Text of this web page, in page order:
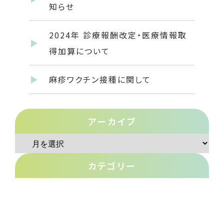
知らせ
2024年 診療報酬改定・医療情報取
得加算について
麻疹ワクチン接種に関して
アーカイブ
ー
カテゴリー